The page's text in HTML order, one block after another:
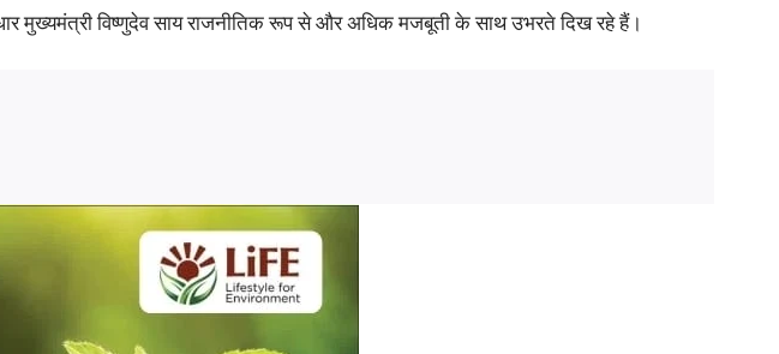
मुख्यमंत्री विष्णुदेव साय राजनीतिक रूप से और अधिक मजबूती के साथ उभरते दिख रहे हैं।